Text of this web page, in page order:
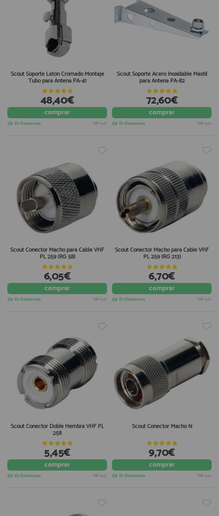
Scout Soporte Laton Cromado Montaje
Tubo para Antena PA-41
48,40€
comprar
En Existencias IVA incl.
Scout Soporte Acero Inoxidable Mastil
para Antena PA-82
72,60€
comprar
En Existencias IVA incl.
Scout Conector Macho para Cable VHF
PL 259 (RG 58)
6,05€
comprar
En Existencias IVA incl.
Scout Conector Macho para Cable VHF
PL 259 (RG 213)
6,70€
comprar
En Existencias IVA incl.
Scout Conector Doble Hembra VHF PL
258
5,45€
comprar
En Existencias IVA incl.
Scout Conector Macho N
9,70€
comprar
En Existencias IVA incl.